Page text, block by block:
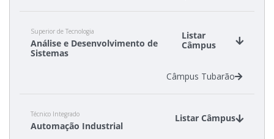
Transferências e Retornos
Estatísticas dos Processos Seletivos
Superior de Tecnologia
Análise e Desenvolvimento de
Sistemas
Listar
Câmpus
Câmpus Tubarão
Técnico Integrado
Automação Industrial
Listar Câmpus